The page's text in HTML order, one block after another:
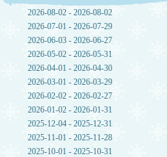
2026-08-02 - 2026-08-02
2026-07-01 - 2026-07-29
2026-06-03 - 2026-06-27
2026-05-02 - 2026-05-31
2026-04-01 - 2026-04-30
2026-03-01 - 2026-03-29
2026-02-02 - 2026-02-27
2026-01-02 - 2026-01-31
2025-12-04 - 2025-12-31
2025-11-01 - 2025-11-28
2025-10-01 - 2025-10-31